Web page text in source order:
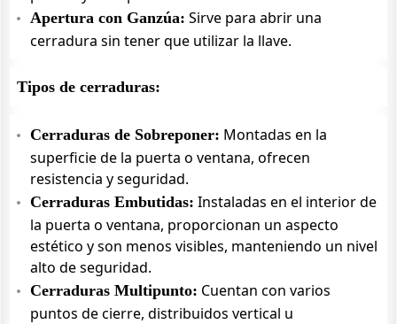
Apertura con Ganzúa: Sirve para abrir una
cerradura sin tener que utilizar la llave.
Tipos de cerraduras:
Cerraduras de Sobreponer: Montadas en la
superficie de la puerta o ventana, ofrecen
resistencia y seguridad.
Cerraduras Embutidas: Instaladas en el interior de
la puerta o ventana, proporcionan un aspecto
estético y son menos visibles, manteniendo un nivel
alto de seguridad.
Cerraduras Multipunto: Cuentan con varios
puntos de cierre, distribuidos vertical u